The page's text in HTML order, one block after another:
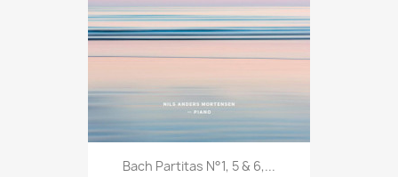
Bach Partitas N°1, 5 & 6,...